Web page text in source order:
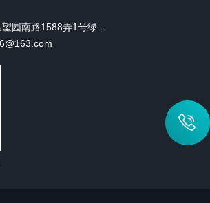
地址：上海市奉贤区望园南路1588弄1号绿地未来中心A3 2110室